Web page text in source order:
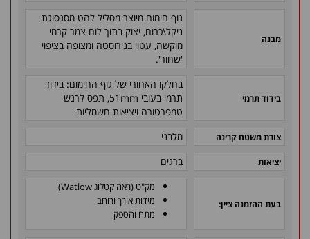
מבנה
גוף חימום מיוצר מסליל להט מסגסוגת
ניקל\כרום, יצוק בתוך לוח צמר קרמי
מוקשה, עטוי בנירוסטה ומצופה בציפוי
'שחור'.
בידוד תרמי
בחלקו האחורי של גוף החימום: בידוד
תרמי בעובי 51mm, תפס לרגש
טמפרטורה ויציאות חשמליות
צורת משטח קרינה מלבני
יציאות ברגים
בעת ההזמנה ציין:
מק"ט (ראה קטלוג Watlow)
מידות אורך ורוחב
מתח והספק